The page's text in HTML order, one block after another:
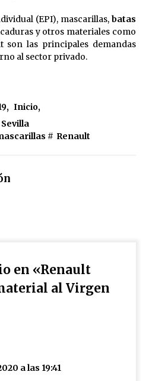
(EPI), mascarillas, batas
y otros materiales como
son las principales demandas
al sector privado.
, Inicio,
Sevilla
# Renault
en «Renault
al Virgen
a las 19:41